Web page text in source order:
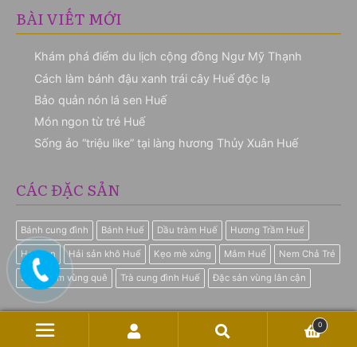
BÀI VIẾT MỚI
Khám phá điểm du lịch cộng đồng Ngư Mỹ Thạnh
Cách làm bánh đậu xanh trái cây Huế độc lạ
Bảo quản nón lá sen Huế
Món ngon từ tré Huế
Sống ảo “triệu like” tại làng hương Thủy Xuân Huế
CÁC ĐẶC SẢN
Bánh cung đình Bánh Huế Dầu tràm Huế Hương Trầm Huế
Hạt Sen Hải sản khô Huế Kẹo mè xửng Mắm Huế Nem Chả Tré
Sản phẩm vùng quê Trà cung đình Huế Đặc sản vùng lân cận
© Quà Huế Online 2026
0